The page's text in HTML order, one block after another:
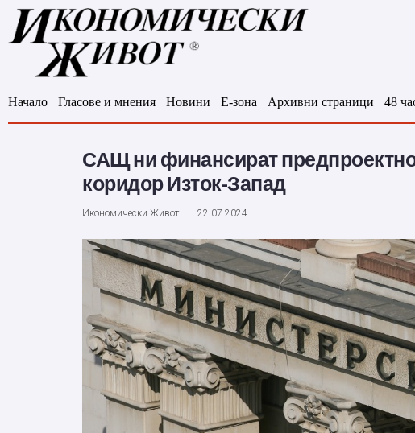
Начало Гласове и мнения Новини Е-зона Архивни страници 48
САЩ ни финансират
коридор Изток-Запад
Икономически Живот 22.07.2024